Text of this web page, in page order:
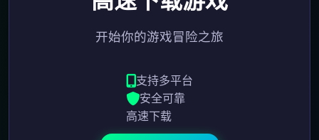
开始你的游戏冒险之旅
支持多平台
安全可靠
高速下载